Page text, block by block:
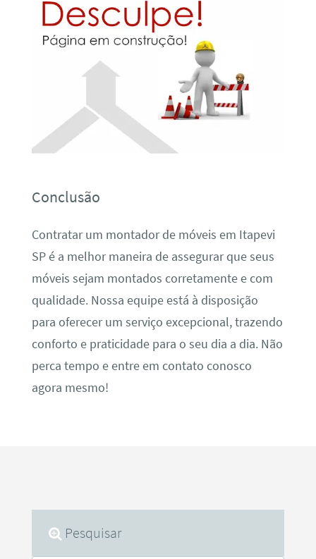
Conclusão
Contratar um montador de móveis em Itapevi
SP é a melhor maneira de assegurar que seus
móveis sejam montados corretamente e com
qualidade. Nossa equipe está à disposição
para oferecer um serviço excepcional, trazendo
conforto e praticidade para o seu dia a dia. Não
perca tempo e entre em contato conosco
agora mesmo!
Pesquisar